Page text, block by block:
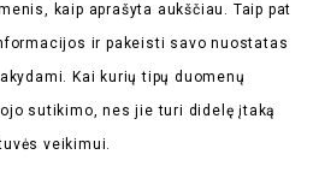
kaip aprašyta aukščiau. Taip pat
ir pakeisti savo nuostatas
Kai kurių tipų duomenų
sutikimo, nes jie turi didelę įtaką
veikimui.